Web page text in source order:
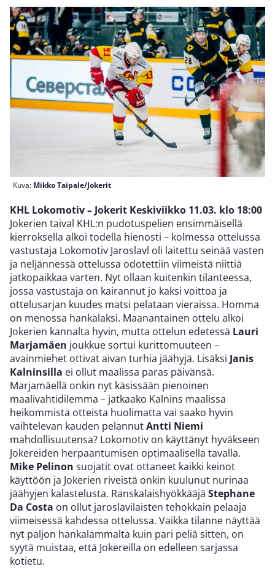
Kuva: Mikko Taipale/Jokerit
KHL Lokomotiv – Jokerit Keskiviikko 11.03. klo 18:00
Jokerien taival KHL:n pudotuspelien ensimmäisellä
kierroksella alkoi todella hienosti – kolmessa ottelussa
vastustaja Lokomotiv Jaroslavl oli laitettu seinää vasten
ja neljännessä ottelussa odotettiin viimeistä niittiä
jatkopaikkaa varten. Nyt ollaan kuitenkin tilanteessa,
jossa vastustaja on kairannut jo kaksi voittoa ja
ottelusarjan kuudes matsi pelataan vieraissa. Homma
on menossa hankalaksi. Maanantainen ottelu alkoi
Jokerien kannalta hyvin, mutta ottelun edetessä Lauri
Marjamäen joukkue sortui kurittomuuteen –
avainmiehet ottivat aivan turhia jäähyjä. Lisäksi Janis
Kalninsilla ei ollut maalissa paras päivänsä.
Marjamäellä onkin nyt käsissään pienoinen
maalivahtidilemma – jatkaako Kalnins maalissa
heikommista otteista huolimatta vai saako hyvin
vaihtelevan kauden pelannutAntti Niemi
mahdollisuutensa? Lokomotiv on käyttänyt hyväkseen
Jokereiden herpaantumisen optimaalisella tavalla.
Mike Pelinon suojatit ovat ottaneet kaikki keinot
käyttöön ja Jokerien riveistä onkin kuulunut nurinaa
jäähyjen kalastelusta. Ranskalaishyökkääjä Stephane
Da Costa on ollut jaroslavilaisten tehokkain pelaaja
viimeisessä kahdessa ottelussa. Vaikka tilanne näyttää
nyt paljon hankalammalta kuin pari peliä sitten, on
syytä muistaa, että Jokereilla on edelleen sarjassa
kotietu.